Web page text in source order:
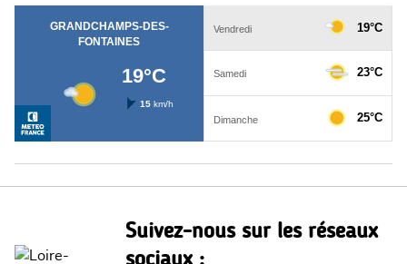
Suivez-nous sur les réseaux
sociaux :